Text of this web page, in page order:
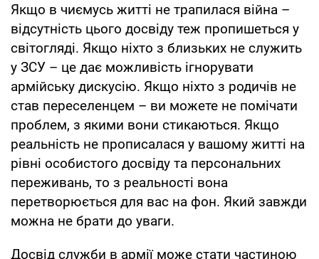
Якщо в чиємусь житті не трапилася війна –
відсутність цього досвіду теж пропишеться у
світогляді. Якщо ніхто з близьких не служить
у ЗСУ – це дає можливість ігнорувати
армійську дискусію. Якщо ніхто з родичів не
став переселенцем – ви можете не помічати
проблем, з якими вони стикаються. Якщо
реальність не прописалася у вашому житті на
рівні особистого досвіду та персональних
переживань, то з реальності вона
перетворюється для вас на фон. Який завжди
можна не брати до уваги.
Досвід служби в армії може стати частиною